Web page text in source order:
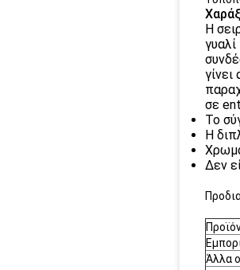
Η
σε
Το
Η
Δεν
Άλλα